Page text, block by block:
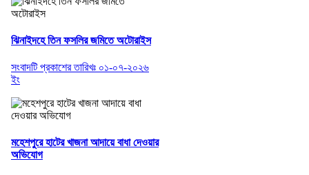
ঝিনাইদহে তিন ফসলির জমিতে অটোরাইস
সংবাদটি প্রকাশের তারিখঃ ০১-০৭-২০২৬
ইং
মহেশপুরে হাটের খাজনা আদায়ে বাধা দেওয়ার
অভিযোগ